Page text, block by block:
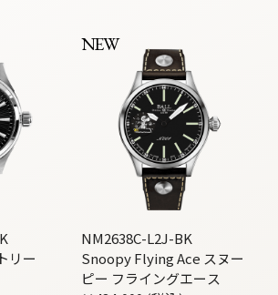
リー
NEW
NM2638C-L2J-BK
Snoopy Flying Ace スヌー
ピー フライングエース